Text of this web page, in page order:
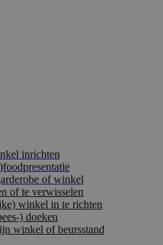
inrichten
of winkel
of te verwisselen
winkel in te richten
) doeken
winkel of beursstand